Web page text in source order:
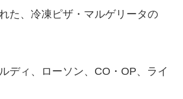
た、冷凍ピザ・マルゲリータの
ディ、ローソン、CO・OP、ライ